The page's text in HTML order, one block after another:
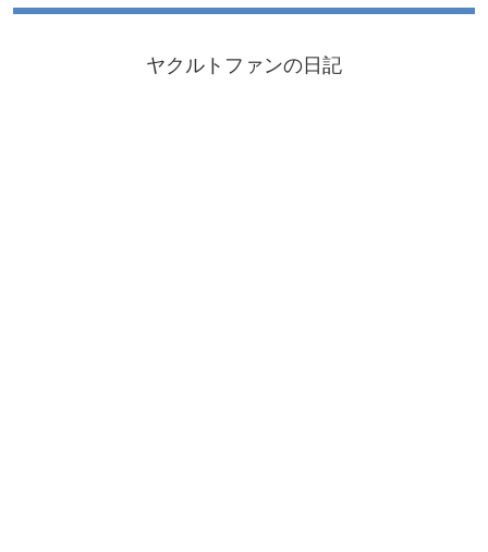
ヤクルトファンの日記